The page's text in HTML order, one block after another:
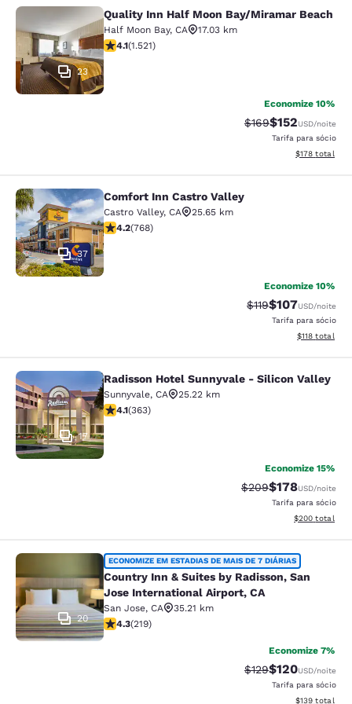
Quality Inn Half Moon Bay/Miramar
23
Quality Inn Half Moon Bay/Miramar Beach
Half Moon Bay, CA
17.03 km
classificação 4.08 estrelas. Muito bom. 1521
4.1(1.521)
Economize 10%
Tarifa anterior
$169Tarifa com
$152USD/noite
Tarifa para sócio
Exibir
$178 total
Comfort Inn Castro Valley
37
Comfort Inn Castro Valley
Castro Valley, CA
25.65 km
classificação 4.23 estrelas. Excelente. 768 avaliações
4.2(768)
Economize 10%
Tarifa anterior
$119Tarifa com
$107USD/noite
Tarifa para sócio
Exibir
$118 total
Radisson Hotel Sunnyvale - Silicon
17
Radisson Hotel Sunnyvale - Silicon Valley
Sunnyvale, CA
25.22 km
classificação 4.09 estrelas. Muito bom. 363 avaliações
4.1(363)
Economize 15%
Tarifa anterior
$209Tarifa com
$178USD/noite
Tarifa para sócio
Exibir
$200 total
Country Inn & Suites by Radisson,
20
ECONOMIZE EM ESTADIAS DE MAIS DE 7 DIÁRIAS
Country Inn & Suites by Radisson, San
Jose International Airport, CA
San Jose, CA
35.21 km
classificação 4.26 estrelas. Excelente. 219 avaliações
4.3(219)
Economize 7%
Tarifa anterior
$129Tarifa com
$120USD/noite
Tarifa para sócio
Exibir
$139 total